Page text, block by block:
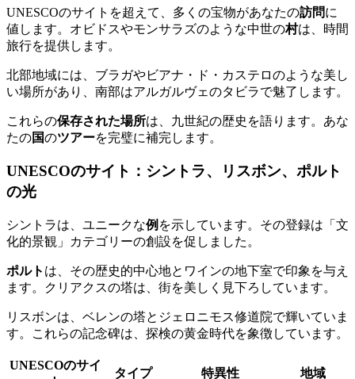
UNESCOのサイトを超えて、多くの宝物があなたの訪問に
値します。オビドスやモンサラズのような中世の村は、時間
旅行を提供します。
北部地域には、ブラガやビアナ・ド・カステロのような美し
い場所があり、南部はアルガルヴェのタビラで魅了します。
これらの保存された場所は、九世紀の歴史を語ります。あな
たの国のツアーを完璧に補完します。
UNESCOのサイト：シントラ、リスボン、ポルト
の光
シントラは、ユニークな例 を示しています。その登録は「文
化的景観」カテゴリーの創設を促しました。
ポルト は、その歴史的中心地とワインの地下室で印象を与え
ます。クリアクスの塔は、街を美しく見下ろしています。
リスボンは、ベレンの塔とジェロニモス修道院で輝いていま
す。これらの記念碑は、探検の黄金時代を象徴しています。
UNESCOのサイ
タイプ 特異性 地域